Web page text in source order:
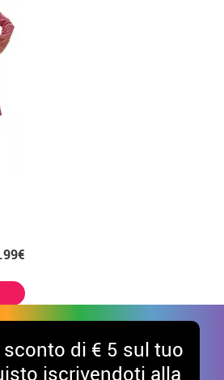
di € 5 sul tuo
iscrivendoti alla